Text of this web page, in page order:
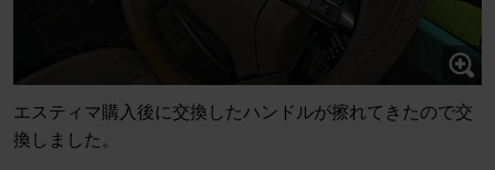
エスティマ購入後に交換したハンドルが擦れてきたので交
換しました。